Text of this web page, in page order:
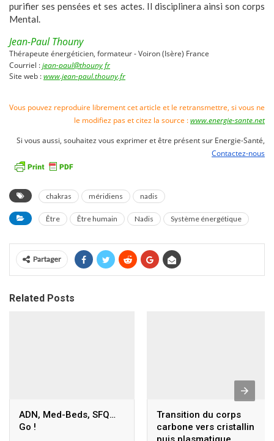
purifier ses pensées et ses actes. Il disciplinera ainsi son corps
Mental.
Jean-Paul Thouny
Thérapeute énergéticien, formateur - Voiron (Isère) France
Courriel :jean-paul@thouny fr
Site web :www.jean-paul.thouny.fr
Vous pouvez reproduire librement cet article et le retransmettre, si vous ne
le modifiez pas et citez la source :www.energie-sante.net
Si vous aussi, souhaitez vous exprimer et être présent sur Energie-Santé,
Contactez-nous
chakras méridiens nadis
Être Être humain Nadis Système énergétique
Partager
Related Posts
ADN, Med-Beds, SFQ…
Go !
Transition du corps
carbone vers cristallin